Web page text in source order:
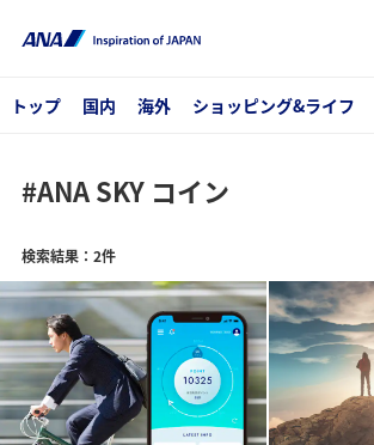
トップ 国内 海外 ショッピング&ライフ
#ANA SKY コイン
検索結果：2件